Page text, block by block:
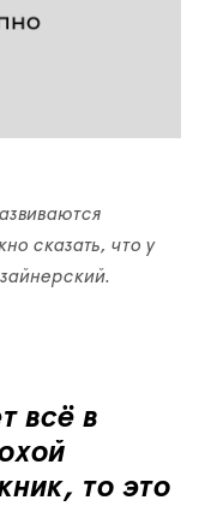
сказать, что у
всё в
то это